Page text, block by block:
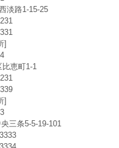
淡路1-15-25
]
比恵町1-1
]
三条5-5-19-101